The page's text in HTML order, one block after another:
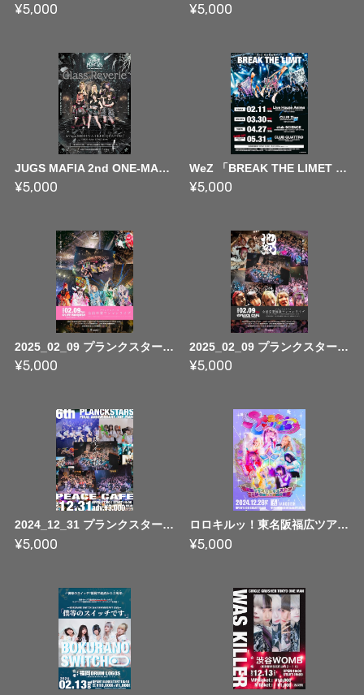
¥5,000 ¥5,000
JUGS MAFIA 2nd ONE-MAN LIVE「Glass Reverie」フルライブ映像
¥5,000
WeZ 「BREAK THE LIMET TOUR FINAL BANDSET ONE-MAN LIVE 」フルライブ映像
¥5,000
2025_02_09 プランクスターズ全員卒業ライブ天国編 「またきっと、会えるよね。」 ~ FULL MOVIE
¥5,000
2025_02_09 プランクスターズ全員卒業ライブ地獄編 「挑め、最後の地獄へ」 ~ FULL MOVIE
¥5,000
2024_12_31 プランクスターズ 6th ANNIVERSARY ONE-MAN「アイワナビー」 ~ FULL MOVIE
¥5,000
ロロキルッ！東名阪福広ツアー 『 Star Collect 広島編』 ~最終話 ファイナルクエストッ！ ここから始まる魔法の物語 ~ FULL MOVIE
¥5,000